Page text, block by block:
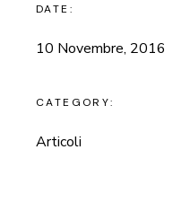
DATE:
10 Novembre, 2016
CATEGORY:
Articoli